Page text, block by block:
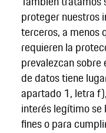
proteger nuestros
terceros, a menos
requieren la
prevalezcan
de datos tiene
apartado 1, letra
interés legítimo se
fines o para